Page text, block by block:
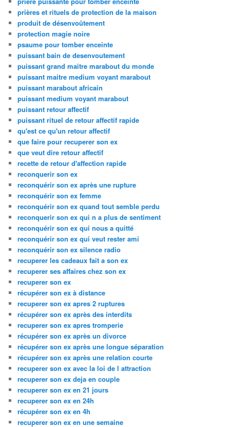
prières et rituels de protection de la maison
produit de désenvoûtement
protection magie noire
psaume pour tomber enceinte
puissant bain de desenvoutement
puissant grand maitre marabout du monde
puissant maitre medium voyant marabout
puissant marabout africain
puissant medium voyant marabout
puissant retour affectif
puissant rituel de retour affectif rapide
qu'est ce qu'un retour affectif
que faire pour recuperer son ex
que veut dire retour affectif
recette de retour d'affection rapide
reconquerir son ex
reconquérir son ex après une rupture
reconquérir son ex femme
reconquérir son ex quand tout semble perdu
reconquerir son ex qui n a plus de sentiment
reconquérir son ex qui nous a quitté
reconquérir son ex qui veut rester ami
reconquérir son ex silence radio
recuperer les cadeaux fait a son ex
recuperer ses affaires chez son ex
recuperer son ex
récupérer son ex à distance
recuperer son ex apres 2 ruptures
récupérer son ex après des interdits
recuperer son ex apres tromperie
récupérer son ex après un divorce
récupérer son ex après une longue séparation
récupérer son ex après une relation courte
recuperer son ex avec la loi de l attraction
recuperer son ex deja en couple
recuperer son ex en 21 jours
recuperer son ex en 24h
récupérer son ex en 4h
recuperer son ex en une semaine